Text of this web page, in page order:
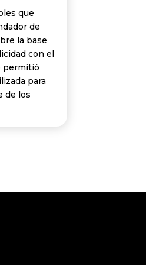
que
de
la base
con el
permitió
para
de los